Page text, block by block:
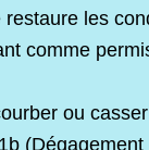
les
comme
ou